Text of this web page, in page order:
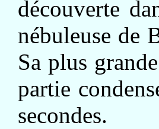
découverte
nébuleuse de
Sa plus
partie
secondes.